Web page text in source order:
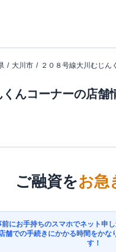
大川市 ２０８号線大川むじん
んコーナーの店舗
ご融資をお急
前にお手持ちのスマホでネット申し
舗での手続きにかかる時間をかな
す！